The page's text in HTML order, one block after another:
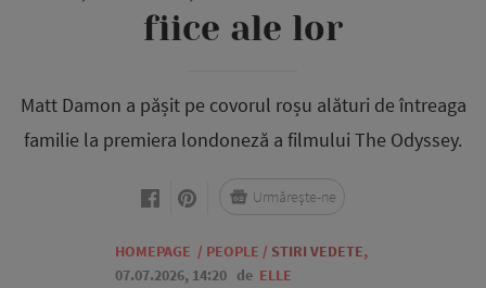
fiice ale lor
Matt Damon a pășit pe covorul roșu alături de întreaga
familie la premiera londoneză a filmului The Odyssey.
HOMEPAGE / PEOPLE / STIRI VEDETE,
07.07.2026, 14:20 de ELLE
Urmărește-ne